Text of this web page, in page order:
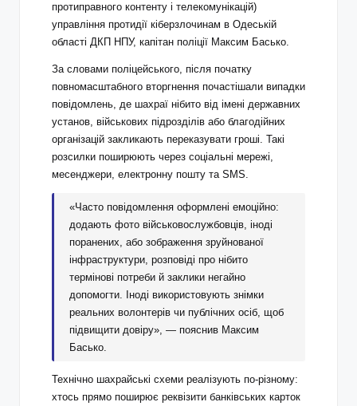
протиправного контенту і телекомунікацій)
управління протидії кіберзлочинам в Одеській
області ДКП НПУ, капітан поліції Максим Басько.
За словами поліцейського, після початку
повномасштабного вторгнення почастішали випадки
повідомлень, де шахраї нібито від імені державних
установ, військових підрозділів або благодійних
організацій закликають переказувати гроші. Такі
розсилки поширюють через соціальні мережі,
месенджери, електронну пошту та SMS.
«Часто повідомлення оформлені емоційно:
додають фото військовослужбовців, іноді
поранених, або зображення зруйнованої
інфраструктури, розповіді про нібито
термінові потреби й заклики негайно
допомогти. Іноді використовують знімки
реальних волонтерів чи публічних осіб, щоб
підвищити довіру», — пояснив Максим
Басько.
Технічно шахрайські схеми реалізують по‑різному:
хтось прямо поширює реквізити банківських карток